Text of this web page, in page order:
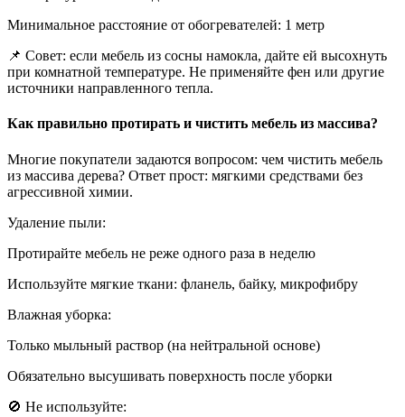
Минимальное расстояние от обогревателей: 1 метр
📌 Совет: если мебель из сосны намокла, дайте ей высохнуть
при комнатной температуре. Не применяйте фен или другие
источники направленного тепла.
Как правильно протирать и чистить мебель из массива?
Многие покупатели задаются вопросом: чем чистить мебель
из массива дерева? Ответ прост: мягкими средствами без
агрессивной химии.
Удаление пыли:
Протирайте мебель не реже одного раза в неделю
Используйте мягкие ткани: фланель, байку, микрофибру
Влажная уборка:
Только мыльный раствор (на нейтральной основе)
Обязательно высушивать поверхность после уборки
🚫 Не используйте: